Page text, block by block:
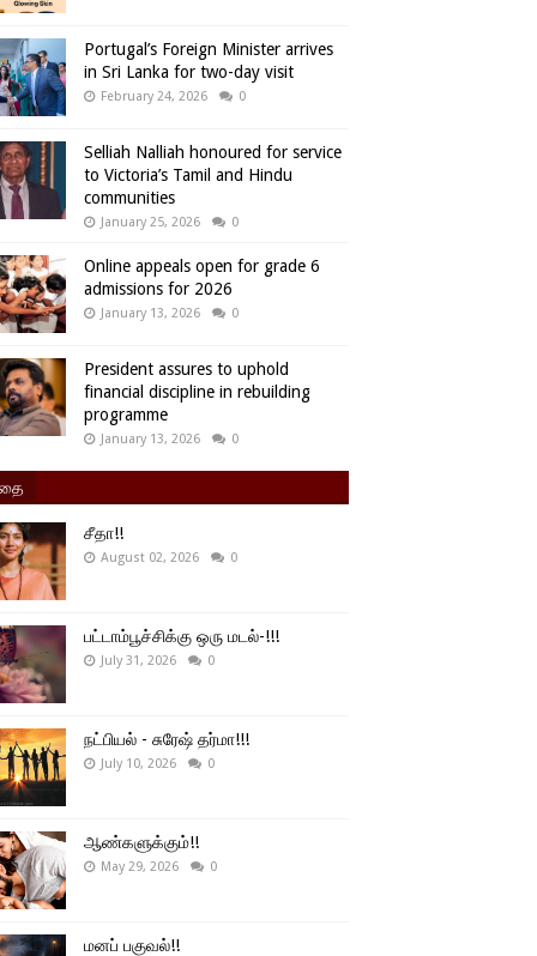
Portugal’s Foreign Minister arrives
in Sri Lanka for two-day visit
February 24, 2026 0
Selliah Nalliah honoured for service
to Victoria’s Tamil and Hindu
communities
January 25, 2026 0
Online appeals open for grade 6
admissions for 2026
January 13, 2026 0
President assures to uphold
financial discipline in rebuilding
programme
January 13, 2026 0
சீதா!!
August 02, 2026 0
பட்டாம்பூச்சிக்கு ஒரு மடல்-!!!
July 31, 2026 0
நட்பியல் - சுரேஷ் தர்மா!!!
July 10, 2026 0
ஆண்களுக்கும்!!
May 29, 2026 0
மனப் பகுவல்!!